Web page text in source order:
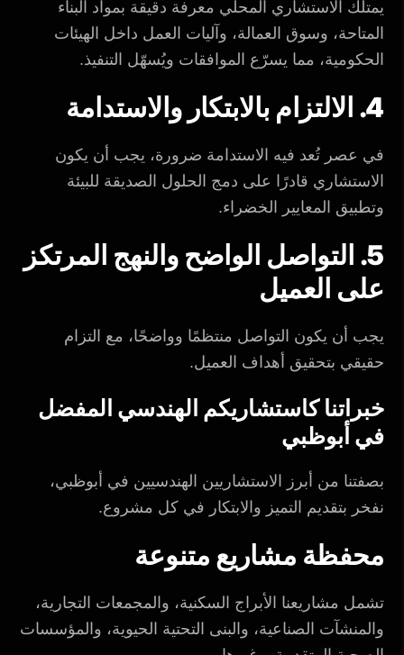
يمتلك الاستشاري المحلي معرفة دقيقة بمواد البناء
المتاحة، وسوق العمالة، وآليات العمل داخل الهيئات
الحكومية، مما يسرّع الموافقات ويُسهّل التنفيذ.
4. الالتزام بالابتكار والاستدامة
في عصر تُعد فيه الاستدامة ضرورة، يجب أن يكون
الاستشاري قادرًا على دمج الحلول الصديقة للبيئة
وتطبيق المعايير الخضراء.
5. التواصل الواضح والنهج المرتكز
على العميل
يجب أن يكون التواصل منتظمًا وواضحًا، مع التزام
حقيقي بتحقيق أهداف العميل.
خبراتنا كاستشاريكم الهندسي المفضل
في أبوظبي
بصفتنا من أبرز الاستشاريين الهندسيين في أبوظبي،
نفخر بتقديم التميز والابتكار في كل مشروع.
محفظة مشاريع متنوعة
تشمل مشاريعنا الأبراج السكنية، والمجمعات التجارية،
والمنشآت الصناعية، والبنى التحتية الحيوية، والمؤسسات